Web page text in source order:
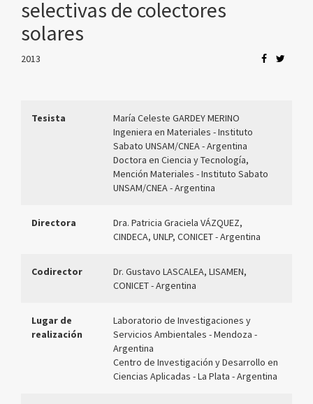
selectivas de colectores
solares
2013
Tesista
María Celeste GARDEY MERINO
Ingeniera en Materiales - Instituto
Sabato UNSAM/CNEA - Argentina
Doctora en Ciencia y Tecnología,
Mención Materiales - Instituto Sabato
UNSAM/CNEA - Argentina
Directora
Dra. Patricia Graciela VÁZQUEZ,
CINDECA, UNLP, CONICET - Argentina
Codirector
Dr. Gustavo LASCALEA, LISAMEN,
CONICET - Argentina
Lugar de
realización
Laboratorio de Investigaciones y
Servicios Ambientales - Mendoza -
Argentina
Centro de Investigación y Desarrollo en
Ciencias Aplicadas - La Plata - Argentina